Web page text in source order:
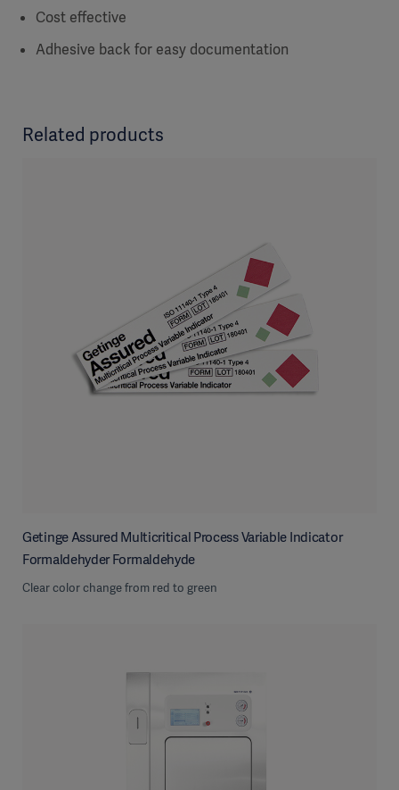
Cost effective
Adhesive back for easy documentation
Related products
Getinge Assured Multicritical Process Variable Indicator
Formaldehyder Formaldehyde
Clear color change from red to green